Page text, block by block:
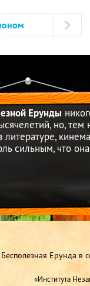
Ерунды
но, тем
сильным, что
Ерунда в
«Института